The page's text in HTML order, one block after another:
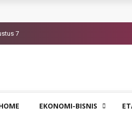
7
EKONOMI-BISNIS